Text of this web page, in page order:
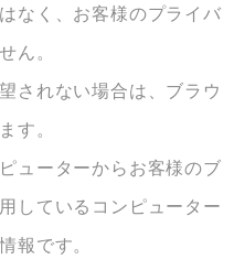
なく、お客様のプライバ
ん。
されない場合は、ブラウ
す。
ューターからお客様のブ
しているコンピューター
報です。